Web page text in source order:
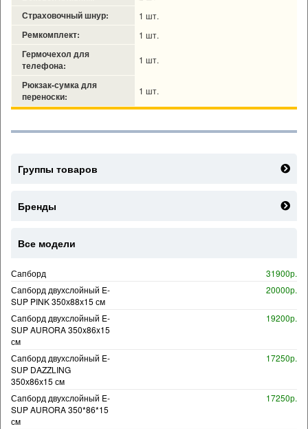
Страховочный шнур: 1 шт.
Ремкомплект: 1 шт.
Гермочехол для
телефона:
1 шт.
Рюкзак-сумка для
переноски:
1 шт.
Группы товаров
Бренды
Все модели
Сапборд
31900р.
Сапборд двухслойный E-
SUP PINK 350х88х15 см
20000р.
Сапборд двухслойный E-
SUP AURORA 350x86x15
см
19200р.
Сапборд двухслойный E-
SUP DAZZLING
350х86х15 см
17250р.
Сапборд двухслойный E-
SUP AURORA 350*86*15
см
17250р.